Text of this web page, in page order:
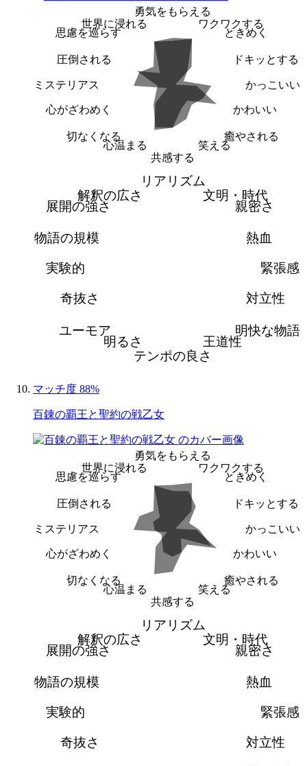
勇気をもらえる
ワクワクする
ときめく
ドキッとする
かっこいい
かわいい
癒やされる
笑える
共感する
心温まる
切なくなる
心がざわめく
ミステリアス
圧倒される
思慮を巡らす
世界に浸れる
リアリズム
文明・時代
親密さ
熱血
緊張感
対立性
明快な物語
王道性
テンポの良さ
明るさ
ユーモア
奇抜さ
実験的
物語の規模
展開の強さ
解釈の広さ
マッチ度 88%
百錬の覇王と聖約の戦乙女
勇気をもらえる
ワクワクする
ときめく
ドキッとする
かっこいい
かわいい
癒やされる
笑える
共感する
心温まる
切なくなる
心がざわめく
ミステリアス
圧倒される
思慮を巡らす
世界に浸れる
リアリズム
文明・時代
親密さ
熱血
緊張感
対立性
奇抜さ
実験的
物語の規模
展開の強さ
解釈の広さ